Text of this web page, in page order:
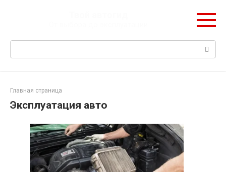
Поиск:
Главная страница
Эксплуатация авто